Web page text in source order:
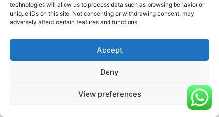
technologies will allow us to process data such as browsing behavior or
unique IDs on this site. Not consenting or withdrawing consent, may
adversely affect certain features and functions.
Accept
Deny
View preferences
Avec Xtream IPTV, vous bénéficiez d’une qualité de
streaming haute. Il y a beaucoup de chaînes et de
votre expérience de divertissement selon vos goûts.
Quelle est la qualité du streaming et
des contenus proposés par Xtream
Xtream IPTV offre des images en Full HD, très belles.